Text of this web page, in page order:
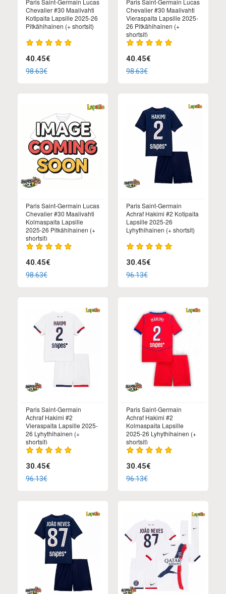
Chevalier #30 Maalivahti
Kotipaita Lapsille 2025-26
Pitkähihainen (+ shortsit)
40.45€
98.63€
Chevalier #30 Maalivahti
Vieraspaita Lapsille 2025-
26 Pitkähihainen (+
shortsit)
40.45€
98.63€
Paris Saint-Germain Lucas
Chevalier #30 Maalivahti
Kolmaspaita Lapsille
2025-26 Pitkähihainen (+
shortsit)
40.45€
98.63€
Paris Saint-Germain
Achraf Hakimi #2 Kotipaita
Lapsille 2025-26
Lyhythihainen (+ shortsit)
30.45€
96.13€
Paris Saint-Germain
Achraf Hakimi #2
Vieraspaita Lapsille 2025-
26 Lyhythihainen (+
shortsit)
30.45€
96.13€
Paris Saint-Germain
Achraf Hakimi #2
Kolmaspaita Lapsille
2025-26 Lyhythihainen (+
shortsit)
30.45€
96.13€